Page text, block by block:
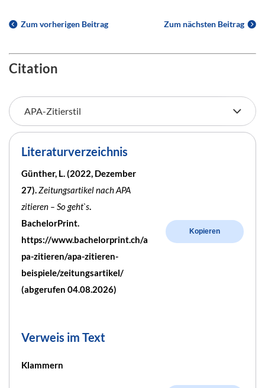
Zum vorherigen Beitrag Zum nächsten Beitrag
Citation
Literaturverzeichnis
Günther, L. (2022, Dezember
27).Zeitungsartikel nach APA
zitieren – So geht`s.
BachelorPrint.
https://www.bachelorprint.ch/a
pa-zitieren/apa-zitieren-
beispiele/zeitungsartikel/
(abgerufen 04.08.2026)
Kopieren
Verweis im Text
Klammern